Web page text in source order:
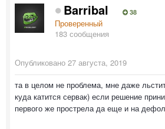
Barribal 38
Проверенный
183 сообщения
Опубликовано 27 августа, 2019
та в целом не проблема, мне даже
куда катится сервак) если решение
первого же прострела да еще и на